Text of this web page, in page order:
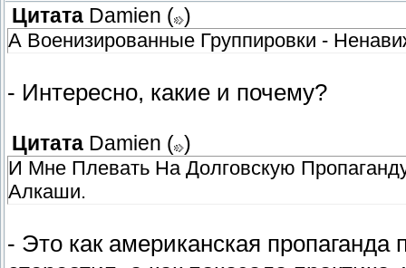
Цитата Damien ( )
А Военизированные Группировки -
- Интересно, какие и почему?
Цитата Damien ( )
И Мне Плевать На Долговскую
Алкаши.
- Это как американская